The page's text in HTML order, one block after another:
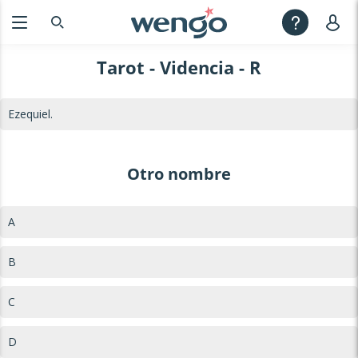
Tarot - Videncia - R
Ezequiel.
Otro nombre
A
B
C
D